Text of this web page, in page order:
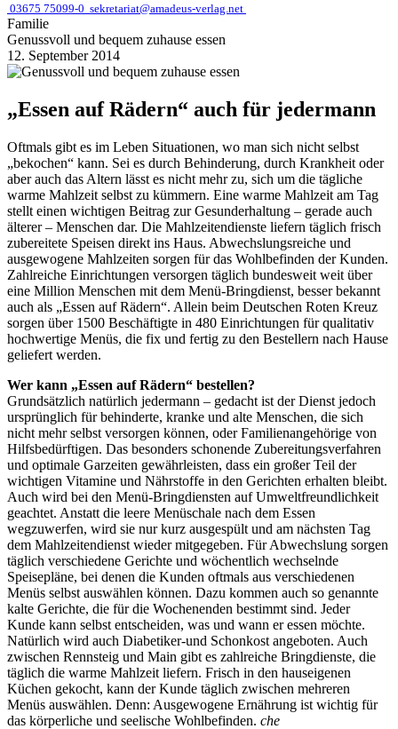
03675 75099-0 sekretariat@amadeus-verlag.net
Familie
Genussvoll und bequem zuhause essen
12. September 2014
„Essen auf Rädern“ auch für jedermann
Oftmals gibt es im Leben Situationen, wo man sich nicht selbst
„bekochen“ kann. Sei es durch Behinderung, durch Krankheit oder
aber auch das Altern lässt es nicht mehr zu, sich um die tägliche
warme Mahlzeit selbst zu kümmern. Eine warme Mahlzeit am Tag
stellt einen wichtigen Beitrag zur Gesunderhaltung – gerade auch
älterer – Menschen dar. Die Mahlzeitendienste liefern täglich frisch
zubereitete Speisen direkt ins Haus. Abwechslungsreiche und
ausgewogene Mahlzeiten sorgen für das Wohlbefinden der Kunden.
Zahlreiche Einrichtungen versorgen täglich bundesweit weit über
eine Million Menschen mit dem Menü-Bringdienst, besser bekannt
auch als „Essen auf Rädern“. Allein beim Deutschen Roten Kreuz
sorgen über 1500 Beschäftigte in 480 Einrichtungen für qualitativ
hochwertige Menüs, die fix und fertig zu den Bestellern nach Hause
geliefert werden.
Wer kann „Essen auf Rädern“ bestellen?
Grundsätzlich natürlich jedermann – gedacht ist der Dienst jedoch
ursprünglich für behinderte, kranke und alte Menschen, die sich
nicht mehr selbst versorgen können, oder Familienangehörige von
Hilfsbedürftigen. Das besonders schonende Zubereitungsverfahren
und optimale Garzeiten gewährleisten, dass ein großer Teil der
wichtigen Vitamine und Nährstoffe in den Gerichten erhalten bleibt.
Auch wird bei den Menü-Bringdiensten auf Umweltfreundlichkeit
geachtet. Anstatt die leere Menüschale nach dem Essen
wegzuwerfen, wird sie nur kurz ausgespült und am nächsten Tag
dem Mahlzeitendienst wieder mitgegeben. Für Abwechslung sorgen
täglich verschiedene Gerichte und wöchentlich wechselnde
Speisepläne, bei denen die Kunden oftmals aus verschiedenen
Menüs selbst auswählen können. Dazu kommen auch so genannte
kalte Gerichte, die für die Wochenenden bestimmt sind. Jeder
Kunde kann selbst entscheiden, was und wann er essen möchte.
Natürlich wird auch Diabetiker-und Schonkost angeboten. Auch
zwischen Rennsteig und Main gibt es zahlreiche Bringdienste, die
täglich die warme Mahlzeit liefern. Frisch in den hauseigenen
Küchen gekocht, kann der Kunde täglich zwischen mehreren
Menüs auswählen. Denn: Ausgewogene Ernährung ist wichtig für
das körperliche und seelische Wohlbefinden. che